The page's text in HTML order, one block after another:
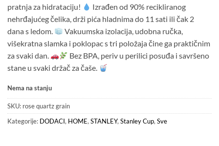
pratnja za hidrataciju!
Izrađen od 90% recikliranog
nehrđajućeg čelika, drži pića hladnima do 11 sati ili čak 2
dana s ledom.
Vakuumska izolacija, udobna ručka,
višekratna slamka i poklopac s tri položaja čine ga praktičnim
za svaki dan.
Bez BPA, periv u perilici posuđa i savršeno
stane u svaki držač za čaše.
Nema na stanju
SKU: rose quartz grain
Kategorije: DODACI, HOME, STANLEY, Stanley Cup, Sve